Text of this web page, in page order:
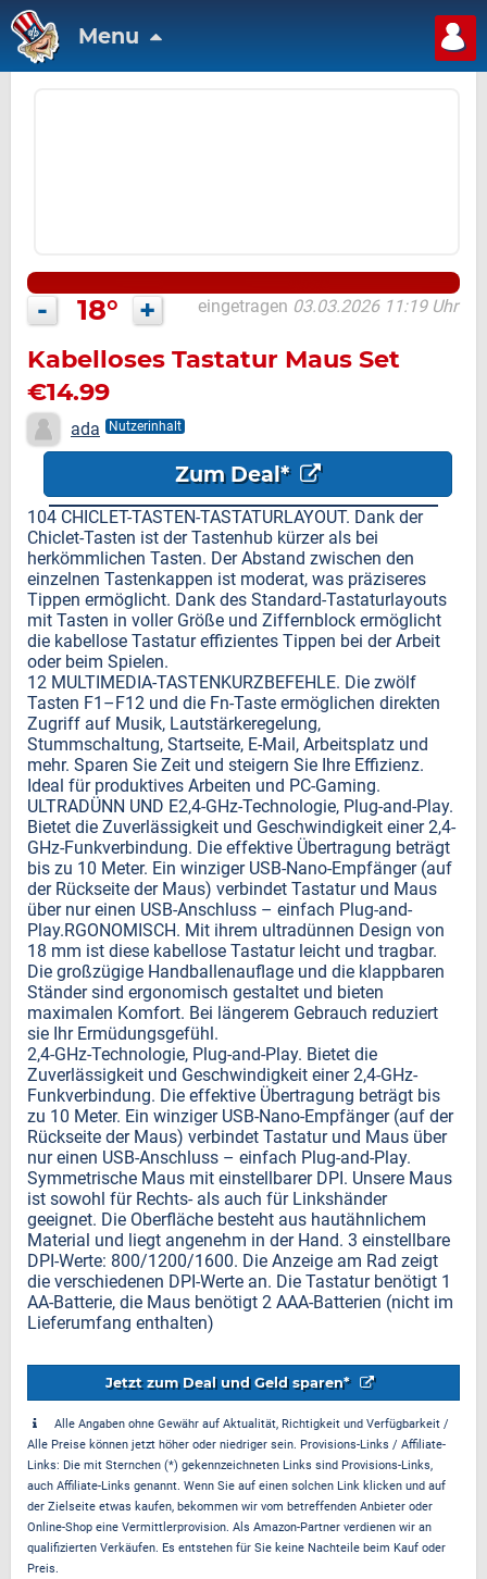
Menu
- 18° + eingetragen 03.03.2026 11:19 Uhr
Kabelloses Tastatur Maus Set
€14.99
ada Nutzerinhalt
Zum Deal*
104 CHICLET-TASTEN-TASTATURLAYOUT. Dank der
Chiclet-Tasten ist der Tastenhub kürzer als bei
herkömmlichen Tasten. Der Abstand zwischen den
einzelnen Tastenkappen ist moderat, was präziseres
Tippen ermöglicht. Dank des Standard-Tastaturlayouts
mit Tasten in voller Größe und Ziffernblock ermöglicht
die kabellose Tastatur effizientes Tippen bei der Arbeit
oder beim Spielen.
12 MULTIMEDIA-TASTENKURZBEFEHLE. Die zwölf
Tasten F1–F12 und die Fn-Taste ermöglichen direkten
Zugriff auf Musik, Lautstärkeregelung,
Stummschaltung, Startseite, E-Mail, Arbeitsplatz und
mehr. Sparen Sie Zeit und steigern Sie Ihre Effizienz.
Ideal für produktives Arbeiten und PC-Gaming.
ULTRADÜNN UND E2,4-GHz-Technologie, Plug-and-Play.
Bietet die Zuverlässigkeit und Geschwindigkeit einer 2,4-
GHz-Funkverbindung. Die effektive Übertragung beträgt
bis zu 10 Meter. Ein winziger USB-Nano-Empfänger (auf
der Rückseite der Maus) verbindet Tastatur und Maus
über nur einen USB-Anschluss – einfach Plug-and-
Play.RGONOMISCH. Mit ihrem ultradünnen Design von
18 mm ist diese kabellose Tastatur leicht und tragbar.
Die großzügige Handballenauflage und die klappbaren
Ständer sind ergonomisch gestaltet und bieten
maximalen Komfort. Bei längerem Gebrauch reduziert
sie Ihr Ermüdungsgefühl.
2,4-GHz-Technologie, Plug-and-Play. Bietet die
Zuverlässigkeit und Geschwindigkeit einer 2,4-GHz-
Funkverbindung. Die effektive Übertragung beträgt bis
zu 10 Meter. Ein winziger USB-Nano-Empfänger (auf der
Rückseite der Maus) verbindet Tastatur und Maus über
nur einen USB-Anschluss – einfach Plug-and-Play.
Symmetrische Maus mit einstellbarer DPI. Unsere Maus
ist sowohl für Rechts- als auch für Linkshänder
geeignet. Die Oberfläche besteht aus hautähnlichem
Material und liegt angenehm in der Hand. 3 einstellbare
DPI-Werte: 800/1200/1600. Die Anzeige am Rad zeigt
die verschiedenen DPI-Werte an. Die Tastatur benötigt 1
AA-Batterie, die Maus benötigt 2 AAA-Batterien (nicht im
Lieferumfang enthalten)
Jetzt zum Deal und Geld sparen*
Alle Angaben ohne Gewähr auf Aktualität, Richtigkeit und Verfügbarkeit /
Alle Preise können jetzt höher oder niedriger sein. Provisions-Links / Affiliate-
Links: Die mit Sternchen (*) gekennzeichneten Links sind Provisions-Links,
auch Affiliate-Links genannt. Wenn Sie auf einen solchen Link klicken und auf
der Zielseite etwas kaufen, bekommen wir vom betreffenden Anbieter oder
Online-Shop eine Vermittlerprovision. Als Amazon-Partner verdienen wir an
qualifizierten Verkäufen. Es entstehen für Sie keine Nachteile beim Kauf oder
Preis.